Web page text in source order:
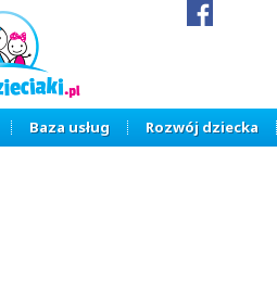
Baza usług Rozwój dziecka